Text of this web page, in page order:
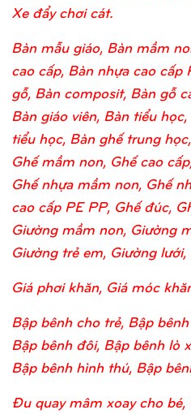
Xe đẩy chơi cát.
Bàn mẫu giáo, Bàn mầm
cao cấp, Bàn nhựa cao cấp
gỗ, Bàn composit, Bàn gỗ
Bàn giáo viên, Bàn tiểu
tiểu học, Bàn ghế trung
Ghế mầm non, Ghế cao
Ghế nhựa mầm non, Ghế
cao cấp PE PP, Ghế đúc,
Giường mầm non, Giường
Giường trẻ em, Giường lưới,
Giá phơi khăn, Giá móc
Bập bênh cho trẻ, Bập
Bập bênh đôi, Bập bênh lò
Bập bênh hình thú, Bập
Đu quay mâm xoay cho